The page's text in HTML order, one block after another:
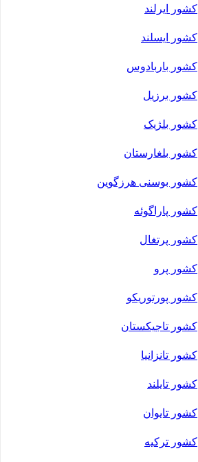
کشور ایرلند
کشور ایسلند
کشور باربادوس
کشور برزیل
کشور بلژیک
کشور بلغارستان
کشور بوسنی هرزگوین
کشور پاراگوئه
کشور پرتغال
کشور پرو
کشور پورتوریکو
کشور تاجیکستان
کشور تانزانیا
کشور تایلند
کشور تایوان
کشور ترکیه